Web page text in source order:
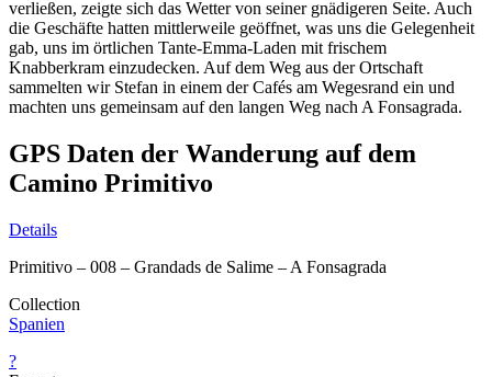
verließen, zeigte sich das Wetter von seiner gnädigeren Seite. Auch
die Geschäfte hatten mittlerweile geöffnet, was uns die Gelegenheit
gab, uns im örtlichen Tante-Emma-Laden mit frischem
Knabberkram einzudecken. Auf dem Weg aus der Ortschaft
sammelten wir Stefan in einem der Cafés am Wegesrand ein und
machten uns gemeinsam auf den langen Weg nach A Fonsagrada.
GPS Daten der Wanderung auf dem
Camino Primitivo
Details
Primitivo – 008 – Grandads de Salime – A Fonsagrada
Collection
Spanien
?